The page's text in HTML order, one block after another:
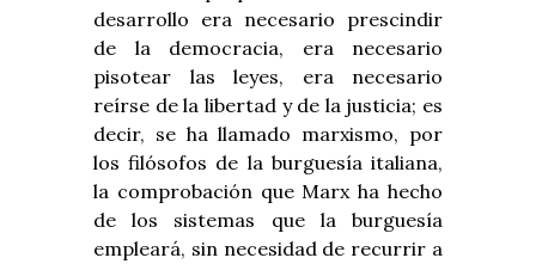
desarrollo era necesario prescindir
de la democracia, era necesario
pisotear las leyes, era necesario
reírse de la libertad y de la justicia; es
decir, se ha llamado marxismo, por
los filósofos de la burguesía italiana,
la comprobación que Marx ha hecho
de los sistemas que la burguesía
empleará, sin necesidad de recurrir a